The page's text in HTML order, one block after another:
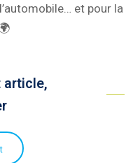
et pour la
article,